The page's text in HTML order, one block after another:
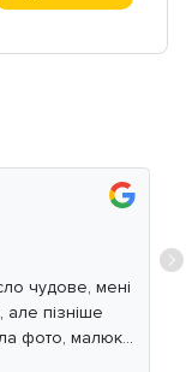
чудове, мені
пізніше
фото, малюк